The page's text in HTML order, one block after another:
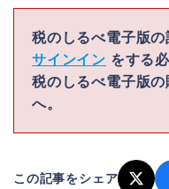
税のしるべ電子版
サインイン をする
税のしるべ電子版
へ。
この記事をシェア